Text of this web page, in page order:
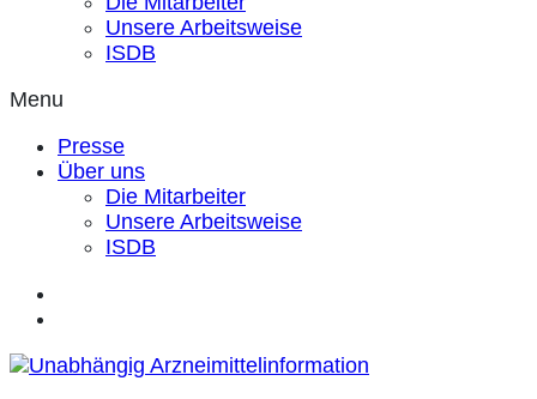
Unsere Arbeitsweise
ISDB
Menu
Presse
Über uns
Die Mitarbeiter
Unsere Arbeitsweise
ISDB